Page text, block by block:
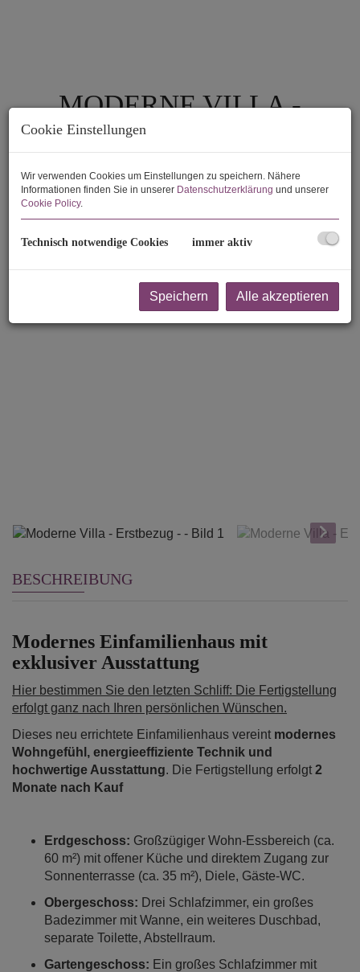
MODERNE VILLA -
ERSTBEZUG -
BESCHREIBUNG
Modernes Einfamilienhaus mit
exklusiver Ausstattung
Hier bestimmen Sie den letzten Schliff: Die Fertigstellung
erfolgt ganz nach Ihren persönlichen Wünschen.
Dieses neu errichtete Einfamilienhaus vereint modernes
Wohngefühl, energieeffiziente Technik und
hochwertige Ausstattung. Die Fertigstellung erfolgt 2
Monate nach Kauf
Erdgeschoss: Großzügiger Wohn-Essbereich (ca.
60 m²) mit offener Küche und direktem Zugang zur
Sonnenterrasse (ca. 35 m²), Diele, Gäste-WC.
Obergeschoss: Drei Schlafzimmer, ein großes
Badezimmer mit Wanne, ein weiteres Duschbad,
separate Toilette, Abstellraum.
Gartengeschoss: Ein großes Schlafzimmer mit
Cookie Einstellungen
Wir verwenden Cookies um Einstellungen zu speichern. Nähere
Informationen finden Sie in unserer Datenschutzerklärung und unserer
Cookie Policy.
Technisch notwendige Cookies immer aktiv
Speichern Alle akzeptieren